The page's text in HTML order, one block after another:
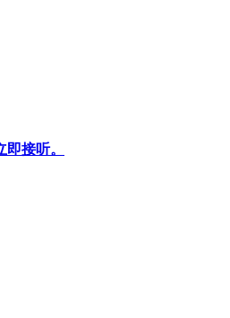
接听。